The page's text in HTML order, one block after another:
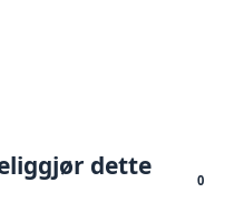
dette
0